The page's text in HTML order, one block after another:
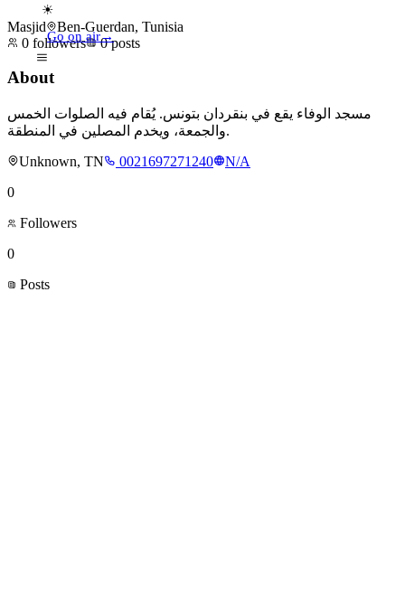
☀
Go on air→
Masjid
Ben-Guerdan, Tunisia
0 followers 0 posts
About
مسجد الوفاء يقع في بنقردان بتونس. يُقام فيه الصلوات الخمس
والجمعة، ويخدم المصلين في المنطقة.
Unknown, TN
0021697271240
N/A
0
Followers
0
Posts